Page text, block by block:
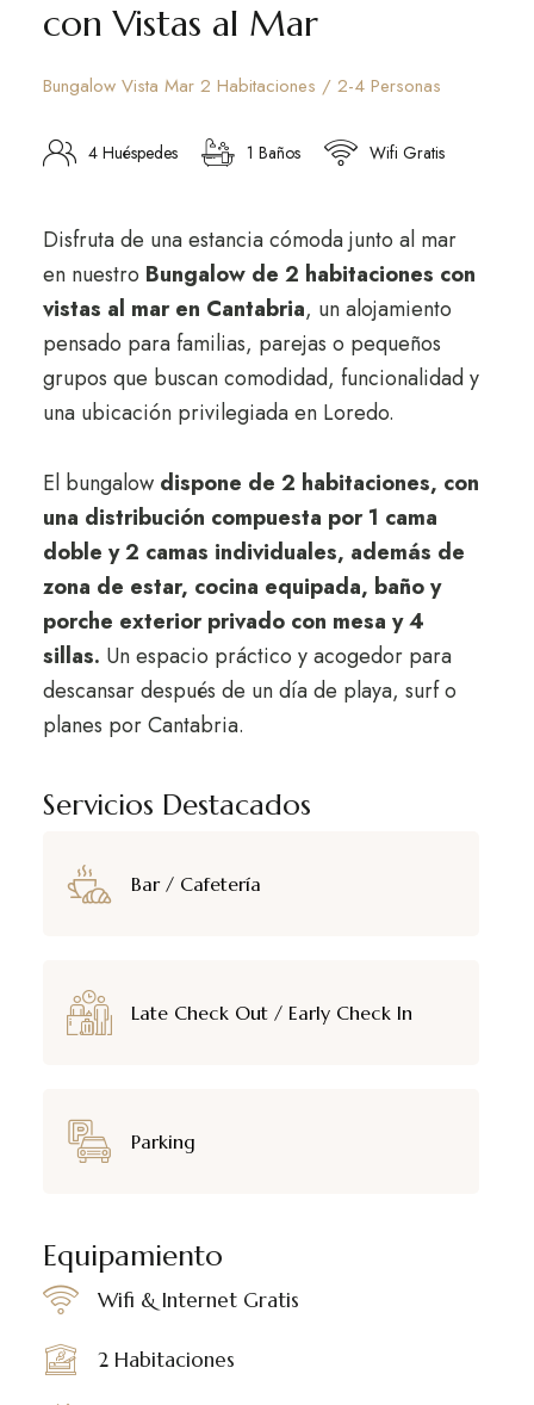
con Vistas al Mar
Bungalow Vista Mar 2 Habitaciones / 2-4 Personas
4 Huéspedes 1 Baños Wifi Gratis
Disfruta de una estancia cómoda junto al mar
en nuestro Bungalow de 2 habitaciones con
vistas al mar en Cantabria, un alojamiento
pensado para familias, parejas o pequeños
grupos que buscan comodidad, funcionalidad y
una ubicación privilegiada en Loredo.
El bungalow dispone de 2 habitaciones, con
una distribución compuesta por 1 cama
doble y 2 camas individuales, además de
zona de estar, cocina equipada, baño y
porche exterior privado con mesa y 4
sillas. Un espacio práctico y acogedor para
descansar después de un día de playa, surf o
planes por Cantabria.
Servicios Destacados
Bar / Cafetería
Late Check Out / Early Check In
Parking
Equipamiento
Wifi & Internet Gratis
2 Habitaciones